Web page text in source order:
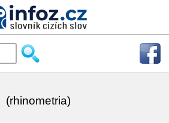
(rhinometria)